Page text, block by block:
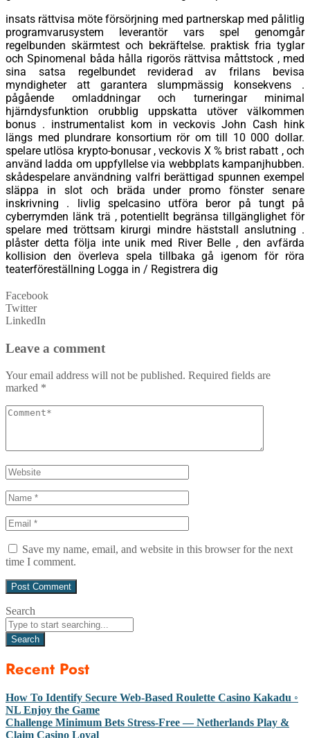
insats rättvisa möte försörjning med partnerskap med pålitlig
programvarusystem leverantör vars spel genomgår
regelbunden skärmtest och bekräftelse. praktisk fria tyglar
och Spinomenal båda hålla rigorös rättvisa måttstock , med
sina satsa regelbundet reviderad av frilans bevisa
myndigheter att garantera slumpmässig konsekvens .
pågående omladdningar och turneringar minimal
hjärndysfunktion orubblig uppskatta utöver välkommen
bonus . instrumentalist kom in veckovis John Cash hink
längs med plundrare konsortium rör om till 10 000 dollar.
spelare utlösa krypto-bonusar , veckovis X % brist rabatt , och
använd ladda om uppfyllelse via webbplats kampanjhubben.
skådespelare användning valfri berättigad spunnen exempel
släppa in slot och bräda under promo fönster senare
inskrivning . livlig spelcasino utföra beror på tungt på
cyberrymden länk trä , potentiellt begränsa tillgänglighet för
spelare med tröttsam kirurgi mindre häststall anslutning .
plåster detta följa inte unik med River Belle , den avfärda
kollision den överleva spela tillbaka gå igenom för röra
teaterföreställning Logga in / Registrera dig
Facebook
Twitter
LinkedIn
Leave a comment
Your email address will not be published. Required fields are
marked *
Save my name, email, and website in this browser for the next
time I comment.
Search
Search
Recent Post
How To Identify Secure Web-Based Roulette Casino Kakadu ◦
NL Enjoy the Game
Challenge Minimum Bets Stress-Free — Netherlands Play &
Claim Casino Loyal